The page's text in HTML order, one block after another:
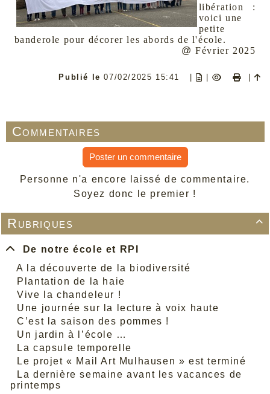

Rubriques
De notre école et RPI
A la découverte de la biodiversité
Plantation de la haie
Vive la chandeleur !
Une journée sur la lecture à voix haute
C’est la saison des pommes !
Un jardin à l’école …
La capsule temporelle
Le projet « Mail Art Mulhausen » est terminé
La dernière semaine avant les vacances de
printemps
libération
:
voici une
petite
banderole pour décorer les abords de l'école.
@ Février 2025
Publié le07/02/2025 15:41 |
Commentaires
Poster un commentaire
Personne n'a encore laissé de commentaire.
Soyez donc le premier !